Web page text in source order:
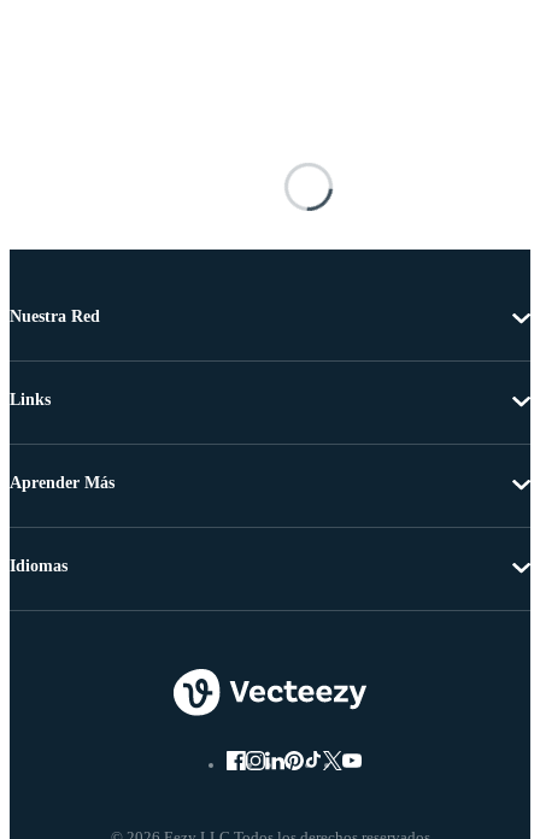
Nuestra Red
Links
Aprender Más
Idiomas